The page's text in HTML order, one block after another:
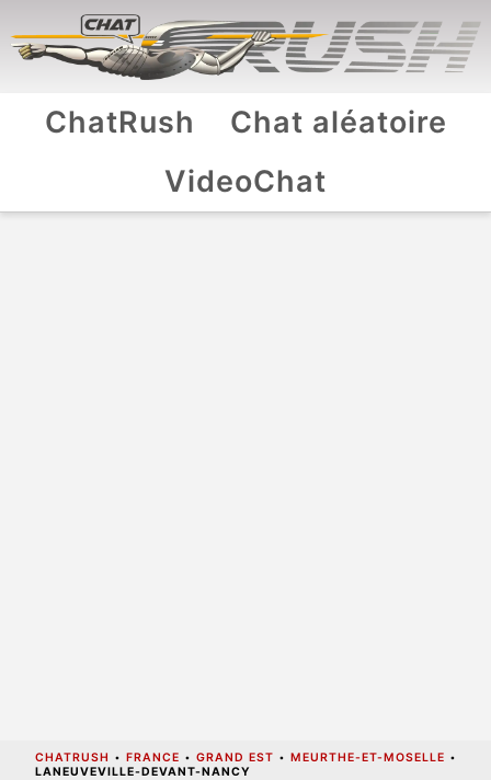
ChatRush
Chat aléatoire
VideoChat
CHATRUSH • FRANCE • GRAND EST • MEURTHE-ET-MOSELLE •
LANEUVEVILLE-DEVANT-NANCY